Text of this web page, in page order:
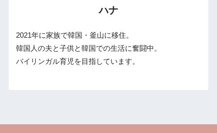
ハナ
2021年に家族で韓国・釜山に移住。
韓国人の夫と子供と韓国での生活に奮闘中。
バイリンガル育児を目指しています。